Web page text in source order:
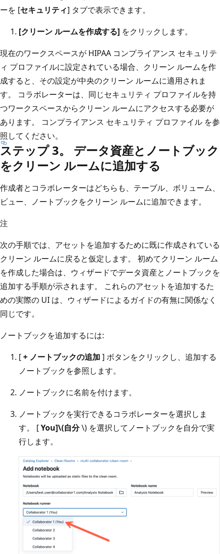
ーを [セキュリティ] タブで表示できます。
[クリーン ルームを作成する] をクリックします。
現在のワークスペースが HIPAA コンプライアンス セキュリテ
ィ プロファイルに設定されている場合、クリーン ルームを作
成すると、その設定が中央のクリーン ルームに適用されま
す。 コラボレーターは、同じセキュリティ プロファイルを持
つワークスペースからクリーン ルームにアクセスする必要が
あります。 コンプライアンス セキュリティ プロファイル を参
照してください。
ステップ 3。 データ資産とノートブック
をクリーン ルームに追加する
作成者とコラボレーターはどちらも、テーブル、ボリューム、
ビュー、ノートブックをクリーン ルームに追加できます。
注
次の手順では、アセットを追加するために既に作成されている
クリーン ルームに戻ると仮定します。 初めてクリーン ルーム
を作成した場合は、ウィザードでデータ資産とノートブックを
追加する手順が示されます。 これらのアセットを追加するた
めの実際の UI は、ウィザードによるガイドの有無に関係なく
同じです。
ノートブックを追加するには:
[+ ノートブックの追加 ] ボタンをクリックし、追加する
ノートブックを参照します。
ノートブックに名前を付けます。
ノートブックを実行できるコラボレーターを選択しま
す。 [You]\(自分\) を選択してノートブックを自分で実
行します。